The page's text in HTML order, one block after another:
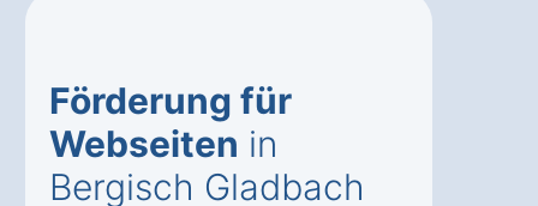
Förderung für
Webseiten in
Bergisch Gladbach